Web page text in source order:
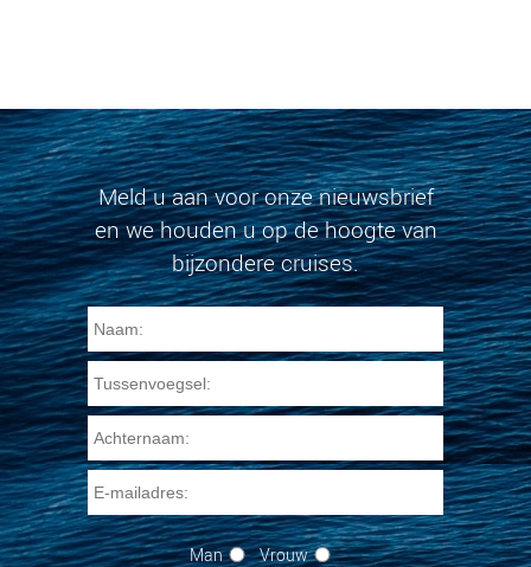
Meld u aan voor onze nieuwsbrief
en we houden u op de hoogte van
bijzondere cruises.
Man Vrouw